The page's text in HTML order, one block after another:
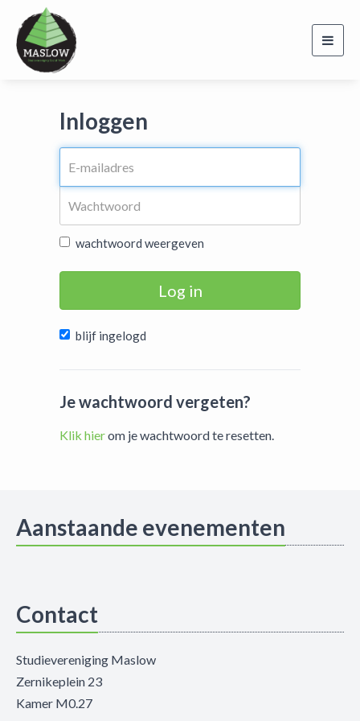
Inloggen
wachtwoord weergeven
Log in
blijf ingelogd
Je wachtwoord vergeten?
Klik hierom je wachtwoord te resetten.
Aanstaande evenementen
Contact
Studievereniging Maslow
Zernikeplein 23
Kamer M0.27